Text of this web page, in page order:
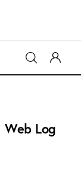
Web Log